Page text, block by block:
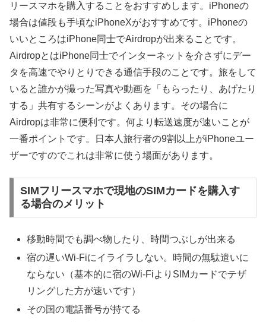
リースマホを購入することをおすすめします。iPhoneの
場合は値段も手頃なiPhoneXがおすすめです。iPhoneの
いいところはiPhone同士でAirdropが出来ることです。
AirdropとはiPhone同士でインターネットを介さずにデー
タを高速でやりとりできる通信手段のことです。旅をして
いると誰かが撮った写真や動画を「もらったり、あげたり
する」共有するシーンがよくあります。その場合に
Airdropは非常に便利です。何より転送速度が速いことが
一番ポイントです。日本人旅行者の9割以上がiPhoneユー
ザーですのでこれは非常に使う場面があります。
SIMフリースマホで現地のSIMカードを購入す
る場合のメリット
移動時間でも調べ物したり、時間つぶしが出来る
宿の遅いWi-Fiにイライラしない。時間の無駄遣いに
ならない（基本的に宿のWi-FiよりSIMカードでテザ
リングした方が速いです）
その国の電話番号が持てる